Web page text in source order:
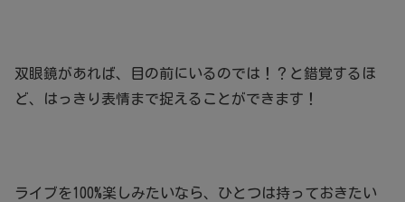
双眼鏡があれば、目の前にいるのでは！？と錯覚するほ
ど、はっきり表情まで捉えることができます！
ライブを100%楽しみたいなら、ひとつは持っておきたい